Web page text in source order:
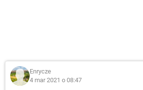
Enrycze
4 mar 2021 o 08:47